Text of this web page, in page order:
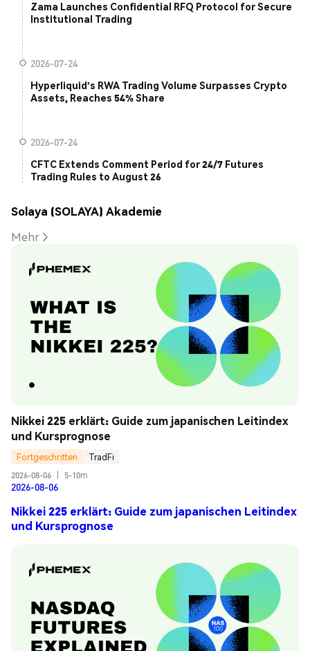
Zama Launches Confidential RFQ Protocol for Secure
Institutional Trading
2026-07-24
Hyperliquid's RWA Trading Volume Surpasses Crypto
Assets, Reaches 54% Share
2026-07-24
CFTC Extends Comment Period for 24/7 Futures
Trading Rules to August 26
Solaya (SOLAYA) Akademie
Mehr
Nikkei 225 erklärt: Guide zum japanischen Leitindex
und Kursprognose
Fortgeschritten
TradFi
2026-08-06
5-10m
2026-08-06
Nikkei 225 erklärt: Guide zum japanischen Leitindex
und Kursprognose